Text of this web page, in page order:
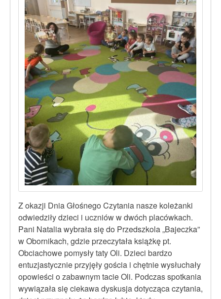
Z okazji Dnia Głośnego Czytania nasze koleżanki
odwiedziły dzieci i uczniów w dwóch placówkach.
Pani Natalia wybrała się do Przedszkola „Bajeczka”
w Obornikach, gdzie przeczytała książkę pt.
Obciachowe pomysły taty Oli. Dzieci bardzo
entuzjastycznie przyjęły gościa i chętnie wysłuchały
opowieści o zabawnym tacie Oli. Podczas spotkania
wywiązała się ciekawa dyskusja dotycząca czytania,